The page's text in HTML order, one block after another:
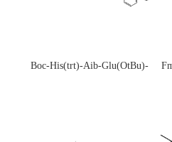
Boc-His(trt)-Aib-Glu(OtBu)-